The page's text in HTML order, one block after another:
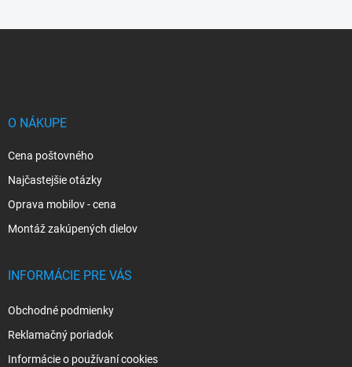
O NÁKUPE
Cena poštovného
Najčastejšie otázky
Oprava mobilov - cena
Montáž zakúpených dielov
INFORMÁCIE PRE VÁS
Obchodné podmienky
Reklamačný poriadok
Informácie o používaní cookies